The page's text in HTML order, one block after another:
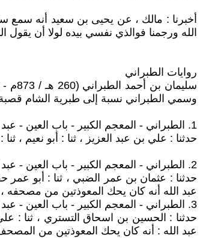
أخبرنا : مالك ، عن يحيى بن سعيد أنه سمع
الله ورجمنا فوالذي نفسي بيده لولا أن يقول
روايات الطبراني
وسمي الطبراني نسبة إلى طبرية الشام قصبة كورة الأردن. ولد في شهر صفر سنة 260 هـ
1. الطبراني - المعجم الكبير - باب العين - عبد الله بن مسعود الهذلي
حدثنا : علي بن عبد العزيز ، ثنا : أبو نعيم
2. الطبراني - المعجم الكبير - باب العين - عبد الله بن مسعود الهذلي
حدثنا : عثمان بن عمر الضبي ، ثنا : أبو
عبد الله أنه كان يحك المعوذتين من مصحفه
3. الطبراني - المعجم الكبير - باب العين - عبد الله بن مسعود الهذلي
حدثنا : الحسين بن اسحاق التستري ، ثنا
عبد الله : أنه كان يحك المعوذتين من